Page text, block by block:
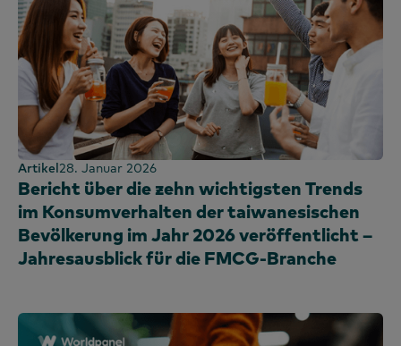
Artikel28. Januar 2026
Bericht über die zehn wichtigsten Trends
im Konsumverhalten der taiwanesischen
Bevölkerung im Jahr 2026 veröffentlicht –
Jahresausblick für die FMCG-Branche